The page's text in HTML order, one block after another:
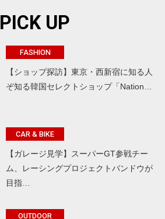
PICK UP
FASHION
【ショップ探訪】東京・西新宿に知る人
ぞ知る韓国セレクトショップ「Nation…
CAR & BIKE
【ガレージ見学】スーパーGT参戦チー
ム、レーシングプロジェクトバンドウが
目指…
OUTDOOR